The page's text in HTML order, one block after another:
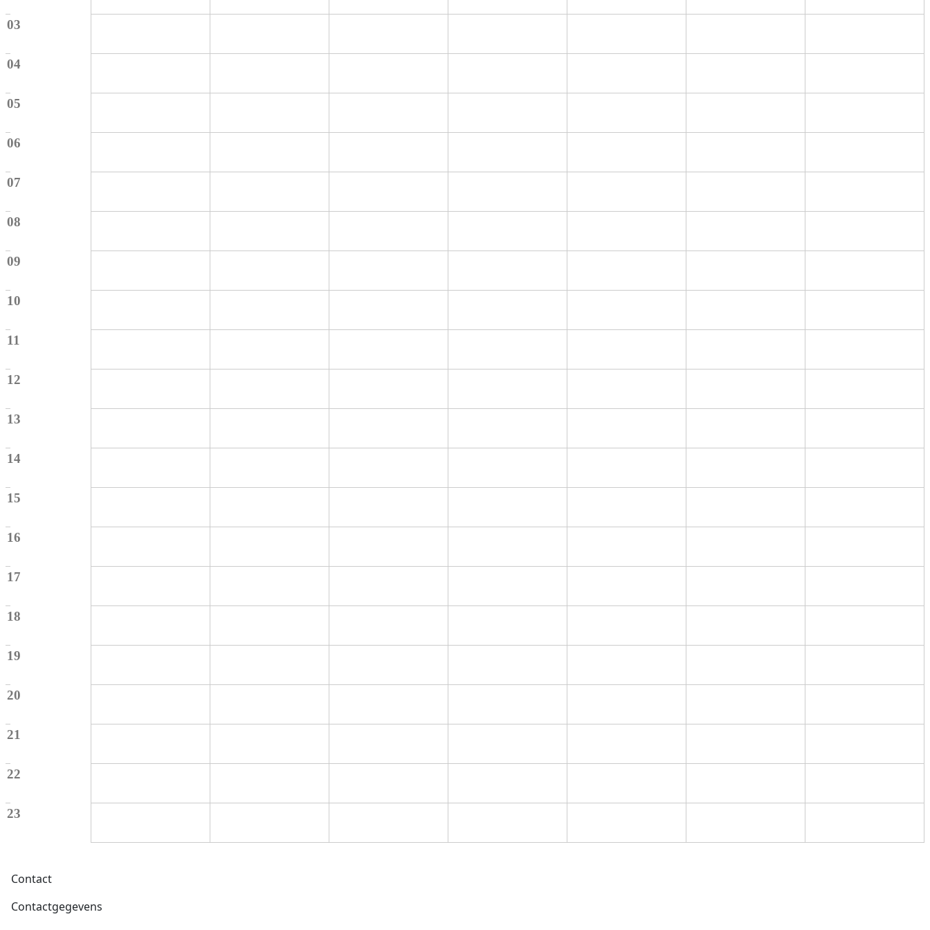
03
04
05
06
07
08
09
10
11
12
13
14
15
16
17
18
19
20
21
22
23
Voet
Contact
Contactgegevens